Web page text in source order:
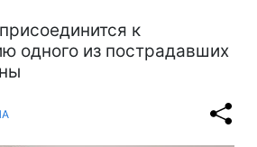
к
одного из пострадавших